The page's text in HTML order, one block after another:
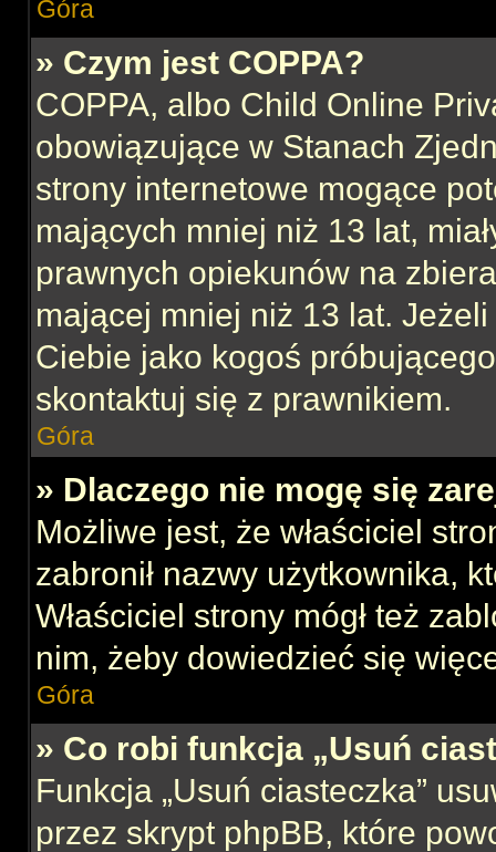
Góra
» Czym jest COPPA?
COPPA, albo Child Online
obowiązujące w Stanach
strony internetowe mogące
mających mniej niż 13 lat,
prawnych opiekunów na
mającej mniej niż 13 lat.
Ciebie jako kogoś
skontaktuj się z prawnikiem.
Góra
» Dlaczego nie mogę się
Możliwe jest, że właściciel
zabronił nazwy użytkownika,
Właściciel strony mógł też
nim, żeby dowiedzieć się
Góra
» Co robi funkcja „Usuń
Funkcja „Usuń ciasteczka”
przez skrypt phpBB, które